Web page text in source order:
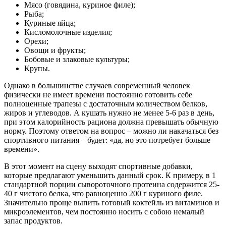
Мясо (говядина, куриное филе);
Рыба;
Куриные яйца;
Кисломолочные изделия;
Орехи;
Овощи и фрукты;
Бобовые и злаковые культуры;
Крупы.
Однако в большинстве случаев современный человек
физически не имеет времени постоянно готовить себе
полноценные трапезы с достаточным количеством белков,
жиров и углеводов. А кушать нужно не менее 5-6 раз в день,
при этом калорийность рациона должна превышать обычную
норму. Поэтому ответом на вопрос – можно ли накачаться без
спортивного питания – будет: «да, но это потребует больше
времени».
В этот момент на сцену выходят спортивные добавки,
которые предлагают уменьшить данный срок. К примеру, в 1
стандартной порции сывороточного протеина содержится 25-
40 г чистого белка, что равноценно 200 г куриного филе.
Значительно проще выпить готовый коктейль из витаминов и
микроэлементов, чем постоянно носить с собою немалый
запас продуктов.